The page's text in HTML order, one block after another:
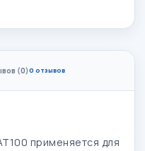
(0)0 отзывов
применяется для